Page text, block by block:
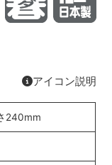
アイコン説明
240mm